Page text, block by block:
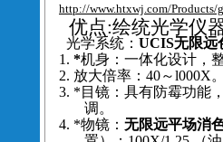
http://www.htxwj.com/
优点:绘统光学仪
光学系统： UCIS无限远
1. *机身：一体化设计，
2. 放大倍率：40～l000X
3. *目镜：具有防霉功能
调。
4. *物镜： 无限远平场消